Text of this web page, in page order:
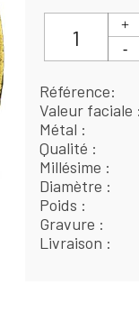
Référence
Valeur faciale
Métal
Qualité
Millésime
Diamètre
Poids
Gravure
Livraison